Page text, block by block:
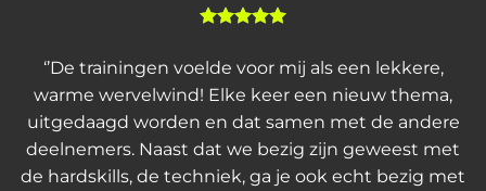
‘’De trainingen voelde voor mij als een lekkere,
warme wervelwind! Elke keer een nieuw thema,
uitgedaagd worden en dat samen met de andere
deelnemers. Naast dat we bezig zijn geweest met
de hardskills, de techniek, ga je ook echt bezig met